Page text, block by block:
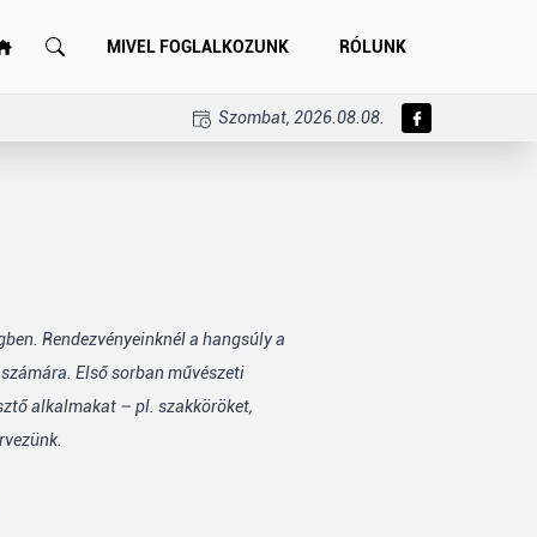
MIVEL FOGLALKOZUNK RÓLUNK
Szombat, 2026.08.08.
Rendezvényeinknél a hangsúly a
Első sorban művészeti
alkalmakat – pl. szakköröket,